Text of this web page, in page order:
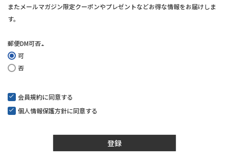
またメールマガジン限定クーポンやプレゼントなどお得な情報をお届けしま
す。
郵便DM可否
可
否
会員規約に同意する
個人情報保護方針に同意する
登録